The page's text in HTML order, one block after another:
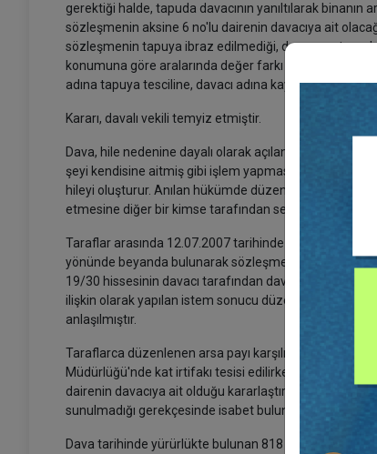
gerektiği halde, tapuda davacının yanıltılarak binanın
sözleşmenin aksine 6 no'lu dairenin davacıya ait
sözleşmenin tapuya ibraz edilmediği, davacının
konumuna göre aralarında değer farkı da bulunduğu
adına tapuya tesciline, davacı adına kayıtlı 6 no'lu
Kararı, davalı vekili temyiz etmiştir.
Dava, hile nedenine dayalı olarak açılan tapu iptali
şeyi kendisine aitmiş gibi işlem yapması, trampaya
hileyi oluşturur. Anılan hükümde düzenlenen hile, bir
etmesine diğer bir kimse tarafından sebebiyet
Taraflar arasında 12.07.2007 tarihinde noter
yönünde beyanda bulunarak sözleşmeyi imzaladığı,
19/30 hissesinin davacı tarafından davalı
ilişkin olarak yapılan istem sonucu düzenlenen resmi
anlaşılmıştır.
Taraflarca düzenlenen arsa payı karşılığı inşaat
Müdürlüğü'nde kat irtifakı tesisi edilirken tarafların
dairenin davacıya ait olduğu kararlaştırılmış
sunulmadığı gerekçesinde isabet bulunmamaktadır.
Dava tarihinde yürürlükte bulunan 818 sayılı BK'nın